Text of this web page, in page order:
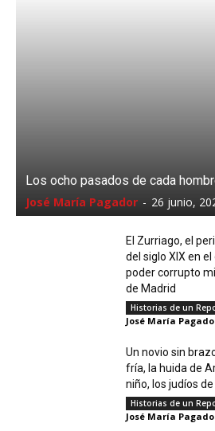
Los ocho pasados de cada
José María Pagador - 26 junio,
El Zurriago, el
del siglo XIX en
poder corrupto
de Madrid
Historias de un
José María
Un novio sin
fría, la huida de
niño, los judíos
Historias de un
José María